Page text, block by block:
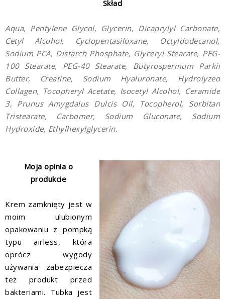
Skład
Aqua, Pentylene Glycol, Glycerin, Dicaprylyl Carbonate,
Cetyl Alcohol, Cyclopentasiloxane, Octyldodecanol,
Sodium PCA, Distarch Phosphate, Glyceryl Stearate, PEG-
100 Stearate, PEG-40 Stearate, Butyrospermum Parkii
Butter, Creatine, Sodium Hyaluronate, Hydrolyzed
Collagen, Tocopheryl Acetate, Isocetyl Alcohol, Ceramide
3, Prunus Amygdalus Dulcis Oil, Tocopherol, Sorbitan
Tristearate, Carbomer, Sodium Gluconate, Sodium
Hydroxide, Ethylhexylglycerin.
Moja opinia o
produkcie
Krem zamknięty jest w
moim ulubionym
opakowaniu z pompką
typu airless, która
oprócz wygody
używania zabezpiecza
też produkt przed
bakteriami. Tubka jest